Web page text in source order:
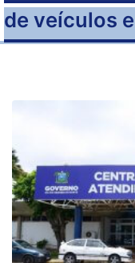
de veículos